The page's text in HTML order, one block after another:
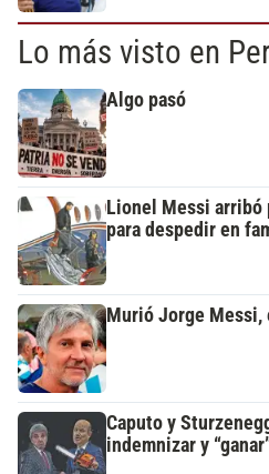
Lo más visto en
Algo pasó
Lionel Messi arribó
para despedir en
Murió Jorge Messi,
Caputo y
indemnizar y